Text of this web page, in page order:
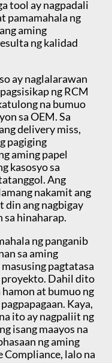
tool ay nagpadali
pamamahala ng
aming
ng kalidad
ay naglalarawan
ng RCM
na bumuo
sa OEM. Sa
delivery miss,
pagiging
aming papel
kasosyo sa
Ang
nakamit ang
din ang nagbigay
sa hinaharap.
ng panganib
sa aming
pagtatasa
proyekto. Dahil dito
at bumuo ng
Kaya,
ito ay nagpaliit ng
isang maayos na
ng aming
lalo na